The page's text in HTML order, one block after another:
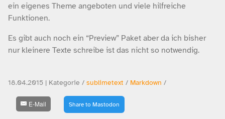
ein eigenes Theme angeboten und viele hilfreiche
Funktionen.
Es gibt auch noch ein “Preview” Paket aber da ich bisher
nur kleinere Texte schreibe ist das nicht so notwendig.
18.04.2015 | Kategorie / sublimetext / Markdown /
E-Mail Share to Mastodon